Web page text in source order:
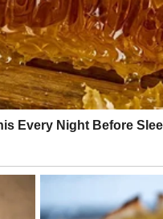
zanimljive susrete.
pogled na ljubav.